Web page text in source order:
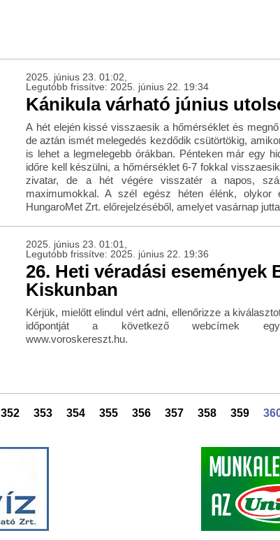
2025. június 23. 01:02,
Legutóbb frissítve: 2025. június 22. 19:34
Kánikula várható június
A hét elején kissé visszaesik a hőmérséklet és
de aztán ismét melegedés kezdődik csütörtökig,
is lehet a legmelegebb órákban. Pénteken már egy
időre kell készülni, a hőmérséklet 6-7 fokkal
zivatar, de a hét végére visszatér a napos,
maximumokkal. A szél egész héten élénk,
HungaroMet Zrt. előrejelzéséből, amelyet vasárnap
2025. június 23. 01:01,
Legutóbb frissítve: 2025. június 22. 19:36
26. Heti véradási események
Kiskunban
Kérjük, mielőtt elindul vért adni, ellenőrizze a
időpontját a következő webcímek
www.voroskereszt.hu.
352 353 354 355 356 357 358 359